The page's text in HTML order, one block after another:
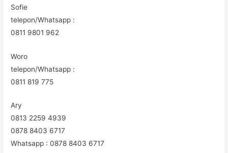
Sofie
telepon/Whatsapp :
0811 9801 962
Woro
telepon/Whatsapp :
0811 819 775
Ary
0813 2259 4939
0878 8403 6717
Whatsapp : 0878 8403 6717